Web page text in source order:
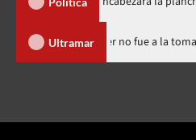
Ultramar Luis Abinader no